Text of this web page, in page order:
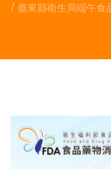
臺東縣衛生局端午食